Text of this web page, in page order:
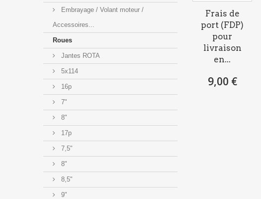
Embrayage / Volant moteur /
Accessoires...
Roues
Jantes ROTA
5x114
16p
7"
8"
17p
7,5"
8"
8,5"
9"
Frais de
port (FDP)
pour
livraison
en...
9,00 €